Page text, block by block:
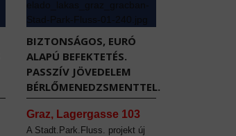
BIZTONSÁGOS, EURÓ
ALAPÚ BEFEKTETÉS.
PASSZÍV JÖVEDELEM
BÉRLŐMENEDZSMENTTEL.
Graz, Lagergasse 103
A Stadt.Park.Fluss. projekt új